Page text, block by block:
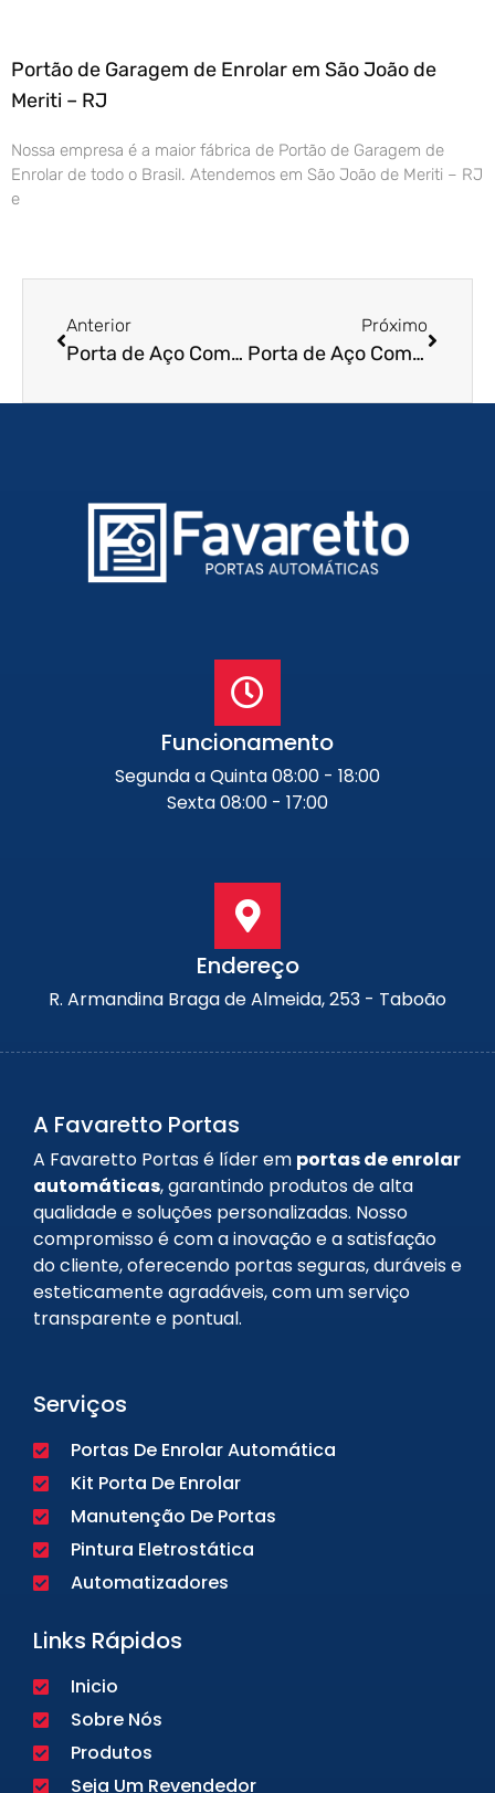
Portão de Garagem de Enrolar em São João de
Meriti – RJ
Nossa empresa é a maior fábrica de Portão de Garagem de
Enrolar de todo o Brasil. Atendemos em São João de Meriti – RJ
e
Anterior
Porta de Aço Comercial em Lins – SP
Próximo
Porta de Aço Comercial em Bebedouro – SP
Funcionamento
Segunda a Quinta 08:00 - 18:00
Sexta 08:00 - 17:00
Endereço
R. Armandina Braga de Almeida, 253 - Taboão
A Favaretto Portas
A Favaretto Portas é líder em portas de enrolar
automáticas, garantindo produtos de alta
qualidade e soluções personalizadas. Nosso
compromisso é com a inovação e a satisfação
do cliente, oferecendo portas seguras, duráveis e
esteticamente agradáveis, com um serviço
transparente e pontual.
Serviços
Portas De Enrolar Automática
Kit Porta De Enrolar
Manutenção De Portas
Pintura Eletrostática
Automatizadores
Links Rápidos
Inicio
Sobre Nós
Produtos
Seja Um Revendedor